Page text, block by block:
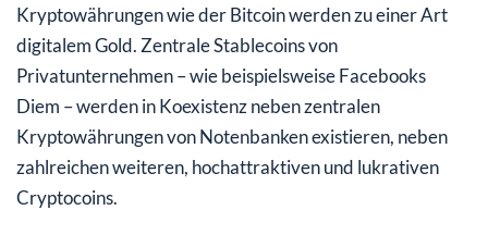
Kryptowährungen wie der Bitcoin werden zu einer Art
digitalem Gold. Zentrale Stablecoins von
Privatunternehmen – wie beispielsweise Facebooks
Diem – werden in Koexistenz neben zentralen
Kryptowährungen von Notenbanken existieren, neben
zahlreichen weiteren, hochattraktiven und lukrativen
Cryptocoins.